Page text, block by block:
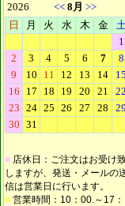
■ 店休日：ご注文はお受け
しますが、発送・メールの
信は営業日に行います。
■ 営業時間：10：00.～17：